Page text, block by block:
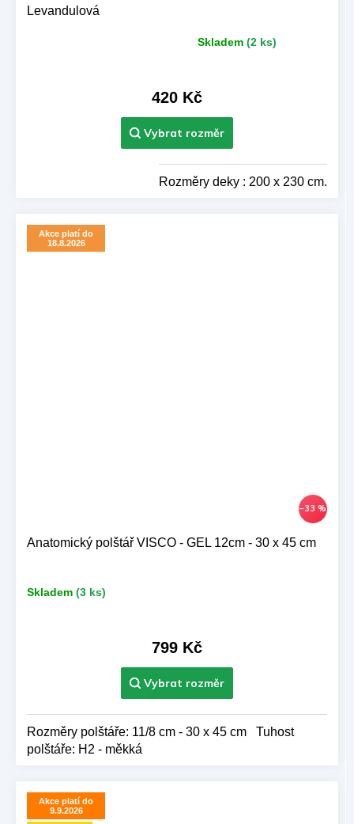
Levandulová
Skladem (2 ks)
420 Kč
Rozměry deky : 200 x 230 cm.
Akce platí do
18.8.2026
–33 %
Anatomický polštář VISCO - GEL 12cm - 30 x 45 cm
Skladem (3 ks)
799 Kč
Rozměry polštáře: 11/8 cm - 30 x 45 cm Tuhost
polštáře: H2 - měkká
Akce platí do
9.9.2026